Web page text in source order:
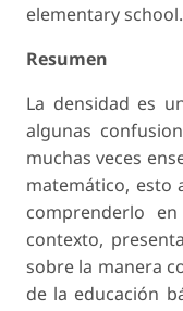
elementary school.
Resumen
La densidad es
algunas
muchas veces
matemático, esto
comprenderlo
contexto,
sobre la manera
de la educación